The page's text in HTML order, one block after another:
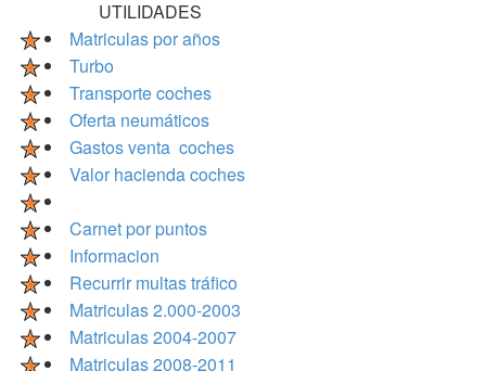
UTILIDADES
Matriculas por años
Turbo
Transporte coches
Oferta neumáticos
Gastos venta coches
Valor hacienda coches
Carnet por puntos
Informacion
Recurrir multas tráfico
Matriculas 2.000-2003
Matriculas 2004-2007
Matriculas 2008-2011